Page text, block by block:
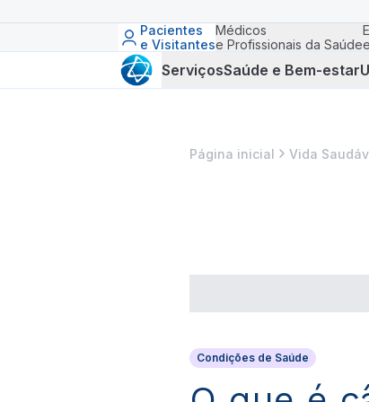
Pacientes
e Visitantes
Médicos
e Profissionais da Saúde
ServiçosSaúde e Bem-estar
Página inicial Vida
Condições de Saúde